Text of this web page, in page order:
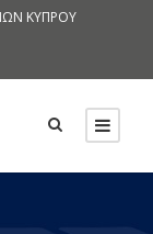
ΚΥΠΡΟΥ